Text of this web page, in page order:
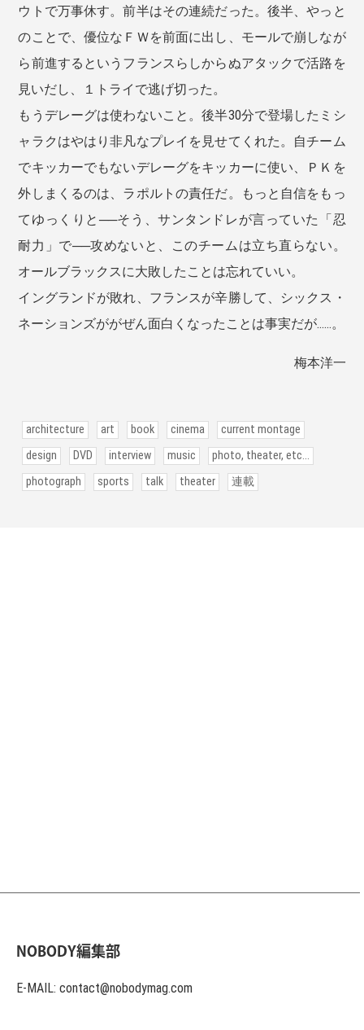
ウトで万事休す。前半はその連続だった。後半、やっと
のことで、優位なＦＷを前面に出し、モールで崩しなが
ら前進するというフランスらしからぬアタックで活路を
見いだし、１トライで逃げ切った。
もうデレーグは使わないこと。後半30分で登場したミシ
ャラクはやはり非凡なプレイを見せてくれた。自チーム
でキッカーでもないデレーグをキッカーに使い、ＰＫを
外しまくるのは、ラポルトの責任だ。もっと自信をもっ
てゆっくりと──そう、サンタンドレが言っていた「忍
耐力」で──攻めないと、このチームは立ち直らない。
オールブラックスに大敗したことは忘れていい。
イングランドが敗れ、フランスが辛勝して、シックス・
ネーションズががぜん面白くなったことは事実だが……。
梅本洋一
architecture art book cinema
current montage
design
DVD interview music
photo, theater, etc...
photograph
sports talk theater 連載
NOBODY編集部
E-MAIL: contact@nobodymag.com